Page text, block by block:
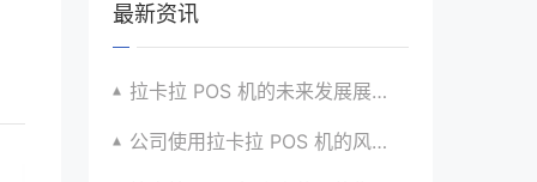
最新资讯
拉卡拉 POS 机的未来发展展望与战略规划
公司使用拉卡拉 POS 机的风险评估与应对